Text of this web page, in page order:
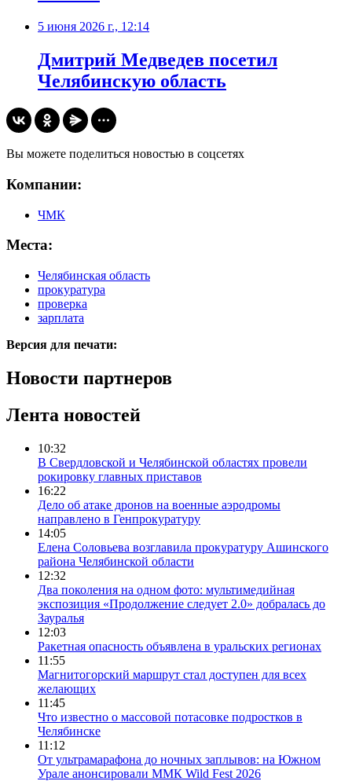
5 июня 2026 г., 12:14
Дмитрий Медведев посетил
Челябинскую область
Вы можете поделиться новостью в соцсетях
Компании:
ЧМК
Места:
Челябинская область
прокуратура
проверка
зарплата
Версия для печати:
Новости партнеров
Лента новостей
10:32
В Свердловской и Челябинской областях провели
рокировку главных приставов
16:22
Дело об атаке дронов на военные аэродромы
направлено в Генпрокуратуру
14:05
Елена Соловьева возглавила прокуратуру Ашинского
района Челябинской области
12:32
Два поколения на одном фото: мультимедийная
экспозиция «Продолжение следует 2.0» добралась до
Зауралья
12:03
Ракетная опасность объявлена в уральских регионах
11:55
Магнитогорский маршрут стал доступен для всех
желающих
11:45
Что известно о массовой потасовке подростков в
Челябинске
11:12
От ультрамарафона до ночных заплывов: на Южном
Урале анонсировали ММК Wild Fest 2026